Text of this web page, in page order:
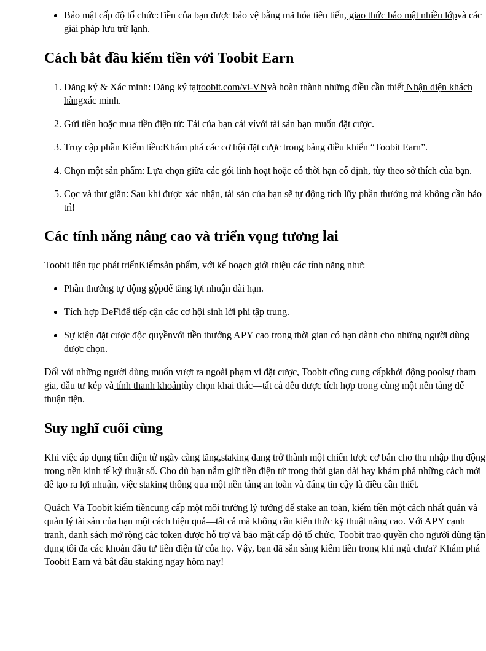
Bảo mật cấp độ tổ chức:Tiền của bạn được bảo vệ bằng mã hóa tiên tiến, giao thức bảo mật nhiều lớpvà các
giải pháp lưu trữ lạnh.
Cách bắt đầu kiếm tiền với Toobit Earn
Đăng ký & Xác minh: Đăng ký tạitoobit.com/vi-VNvà hoàn thành những điều cần thiết Nhận diện khách
hàngxác minh.
Gửi tiền hoặc mua tiền điện tử: Tải của bạn cái vívới tài sản bạn muốn đặt cược.
Truy cập phần Kiếm tiền:Khám phá các cơ hội đặt cược trong bảng điều khiển “Toobit Earn”.
Chọn một sản phẩm: Lựa chọn giữa các gói linh hoạt hoặc có thời hạn cố định, tùy theo sở thích của bạn.
Cọc và thư giãn: Sau khi được xác nhận, tài sản của bạn sẽ tự động tích lũy phần thưởng mà không cần bảo
trì!
Các tính năng nâng cao và triển vọng tương lai
Toobit liên tục phát triểnKiếmsản phẩm, với kế hoạch giới thiệu các tính năng như:
Phần thưởng tự động gộpđể tăng lợi nhuận dài hạn.
Tích hợp DeFiđể tiếp cận các cơ hội sinh lời phi tập trung.
Sự kiện đặt cược độc quyềnvới tiền thưởng APY cao trong thời gian có hạn dành cho những người dùng
được chọn.
Đối với những người dùng muốn vượt ra ngoài phạm vi đặt cược, Toobit cũng cung cấpkhởi động poolsự tham
gia, đầu tư kép và tính thanh khoảntùy chọn khai thác—tất cả đều được tích hợp trong cùng một nền tảng để
thuận tiện.
Suy nghĩ cuối cùng
Khi việc áp dụng tiền điện tử ngày càng tăng,staking đang trở thành một chiến lược cơ bản cho thu nhập thụ động
trong nền kinh tế kỹ thuật số. Cho dù bạn nắm giữ tiền điện tử trong thời gian dài hay khám phá những cách mới
để tạo ra lợi nhuận, việc staking thông qua một nền tảng an toàn và đáng tin cậy là điều cần thiết.
Quách Và Toobit kiếm tiềncung cấp một môi trường lý tưởng để stake an toàn, kiếm tiền một cách nhất quán và
quản lý tài sản của bạn một cách hiệu quả—tất cả mà không cần kiến ​​thức kỹ thuật nâng cao. Với APY cạnh
tranh, danh sách mở rộng các token được hỗ trợ và bảo mật cấp độ tổ chức, Toobit trao quyền cho người dùng tận
dụng tối đa các khoản đầu tư tiền điện tử của họ. Vậy, bạn đã sẵn sàng kiếm tiền trong khi ngủ chưa? Khám phá
Toobit Earn và bắt đầu staking ngay hôm nay!